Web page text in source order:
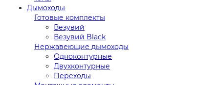
Дымоходы
Готовые комплекты
Везувий
Везувий Black
Нержавеющие дымоходы
Одноконтурные
Двухконтурные
Переходы